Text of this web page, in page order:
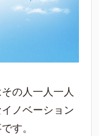
の人一人一人
ノベーション
す。